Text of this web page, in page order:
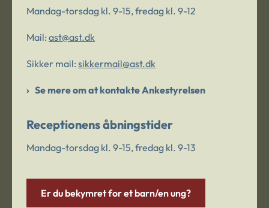
Mandag-torsdag kl. 9-15, fredag kl. 9-12
Mail: ast@ast.dk
Sikker mail: sikkermail@ast.dk
Se mere om at kontakte Ankestyrelsen
Receptionens åbningstider
Mandag-torsdag kl. 9-15, fredag kl. 9-13
Er du bekymret for et barn/en ung?